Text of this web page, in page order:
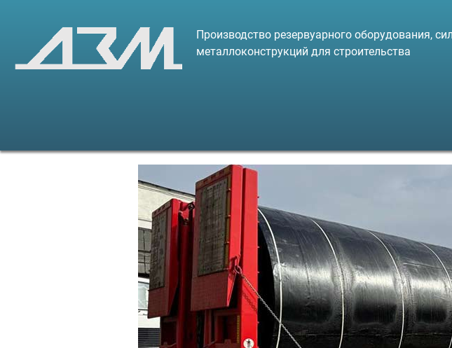
Производство резервуарного оборудования,
металлоконструкций для строительства
Предыдущий